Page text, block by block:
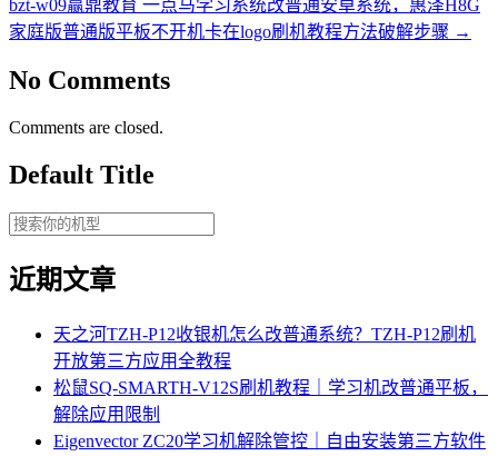
bzt-w09赢鼎教育 一点马学习系统改普通安卓系统，惠泽H8G
家庭版普通版平板不开机卡在logo刷机教程方法破解步骤 →
No Comments
Comments are closed.
Default Title
近期文章
天之河TZH-P12收银机怎么改普通系统？TZH-P12刷机
开放第三方应用全教程
松鼠SQ-SMARTH-V12S刷机教程｜学习机改普通平板，
解除应用限制
Eigenvector ZC20学习机解除管控｜自由安装第三方软件